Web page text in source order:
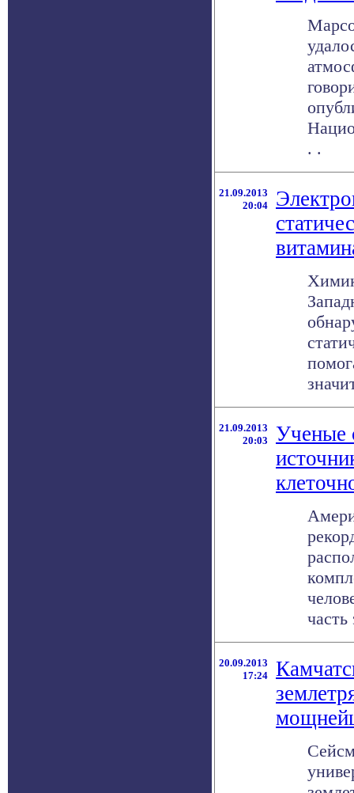
. .
21.09.2013
20:04
21.09.2013
20:03
Ученые
20.09.2013
17:24